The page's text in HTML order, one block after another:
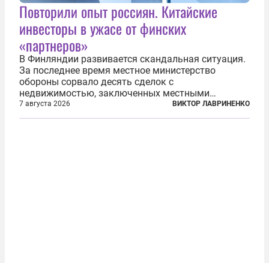
Повторили опыт россиян. Китайские
инвесторы в ужасе от финских
«партнеров»
В Финляндии развивается скандальная ситуация.
За последнее время местное министерство
обороны сорвало десять сделок с
недвижимостью, заключенных местными
фирмами с китайским капиталом. Чиновники
заявили, что они могли заключаться с целью
7 августа 2026 ВИКТОР ЛАВРИНЕНКО